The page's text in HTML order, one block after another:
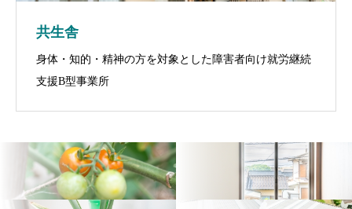
共生舎
身体・知的・精神の方を対象とした障害者向け就労継続
支援B型事業所